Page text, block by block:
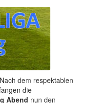
dem respektablen
die
Abend nun den